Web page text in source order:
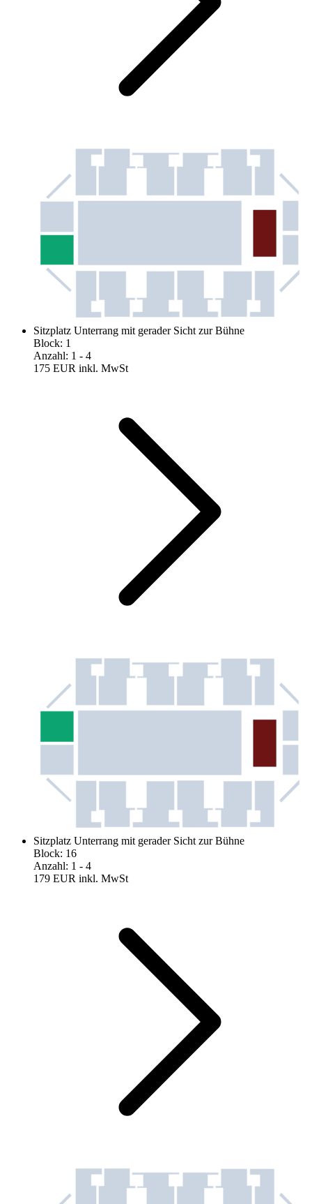
Sitzplatz Unterrang mit gerader Sicht zur Bühne
Block: 1
Anzahl: 1 - 4
175 EUR inkl. MwSt
Sitzplatz Unterrang mit gerader Sicht zur Bühne
Block: 16
Anzahl: 1 - 4
179 EUR inkl. MwSt